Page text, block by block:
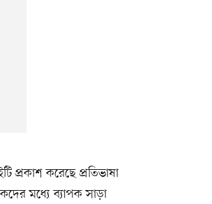
প্রকাশ করেছে প্রতিভাষা
মধ্যে ব্যাপক সাড়া